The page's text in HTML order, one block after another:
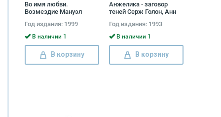
Во имя любви.
Возмездие Мануэл
Год издания: 1999
В наличии 1
В корзину
Анжелика - заговор
теней Серж Голон, Анн
Год издания: 1993
В наличии 1
В корзину